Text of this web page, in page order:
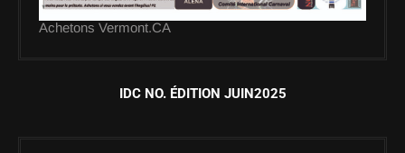
Achetons Vermont.CA
IDC NO. ÉDITION JUIN2025